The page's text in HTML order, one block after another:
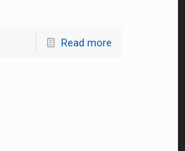
Read more